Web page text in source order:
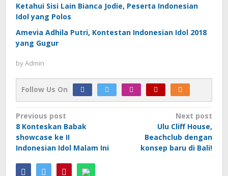
Ketahui Sisi Lain Bianca Jodie, Peserta Indonesian
Idol yang Polos
Amevia Adhila Putri, Kontestan Indonesian Idol 2018
yang Gugur
byAdmin
Follow Us On
Post
navigation
Previous post
8 Konteskan Babak
showcase ke II
Indonesian Idol Malam Ini
Next post
Ulu Cliff House,
Beachclub dengan
konsep baru di Bali!